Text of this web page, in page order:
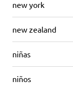
new york
new zealand
niñas
niños